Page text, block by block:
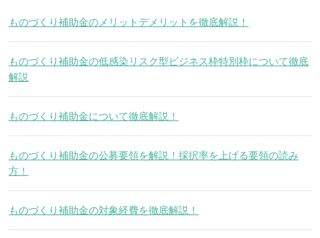
ものづくり補助金のメリットデメリットを徹底解説！
ものづくり補助金の低感染リスク型ビジネス枠特別枠について徹底
解説
ものづくり補助金について徹底解説！
ものづくり補助金の公募要領を解説！採択率を上げる要領の読み
方！
ものづくり補助金の対象経費を徹底解説！